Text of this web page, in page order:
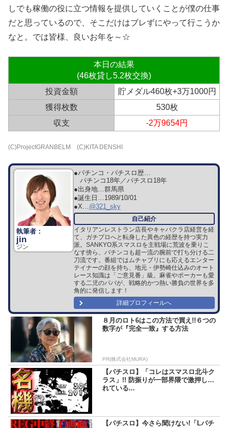
しでも稼働の役に立つ情報を提供していくことが僕の仕事
だと思っているので、そこだけはブレずにやって行こうか
なと。では皆様、良いお年を～☆
本日の結果
(46枚貸し5.2枚交換)
投資金額
貯メダル460枚+3万1000円
獲得枚数
530枚
収支
-2万9654円
(C)ProjectGRANBELM (C)KITA DENSHI
jin
ジン
●パチンコ・パチスロ歴…
パチンコ18年／パチスロ18年
●出身地…群馬県
●誕生日…1989/10/01
●X…@321_sky
イタリアンレストラン店長やキャバクラ店経営を経
て、ガチプロへと転身した異色の経歴を持つ実力
派。SANKYO系スマスロを主戦場に荒波を乗りこ
なす傍ら、パチンコも超一流の腕前で打ち分ける二
刀流です。番組ではムチャブリにも応えるエンター
テイナーの顔を持ち、地元・伊勢崎仕込みのオート
レース知識は「ご意見番」級。麻雀やポーカーも愛
する二児のパパが、戦略的かつ熱い勝負の世界を多
角的に発信します！
詳細プロフィールへ
８月のロト6はこの方法で買え!!６つの
数字が『完全一致』する方法
PR(株式会社MURA)
【パチスロ】「コレはスマスロ北斗ク
ラス」!! 防振りが一部界隈で激押しさ
れている...
【パチスロ】今さら聞けない!「Lパチ